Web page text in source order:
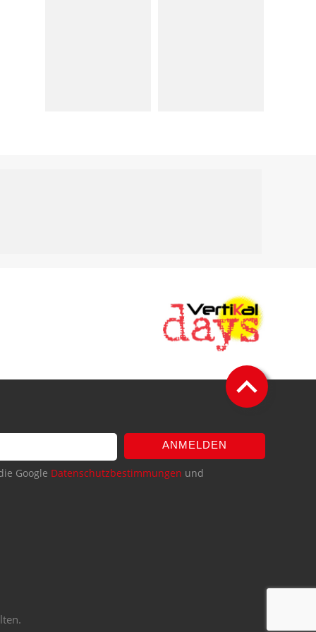
ANMELDEN
Google Datenschutzbestimmungen und